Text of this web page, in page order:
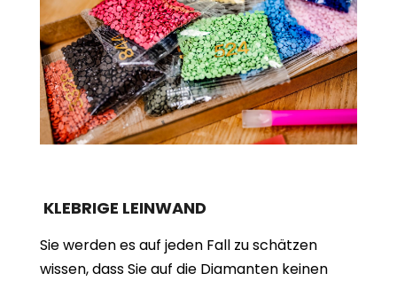
KLEBRIGE LEINWAND
Sie werden es auf jeden Fall zu schätzen
wissen, dass Sie auf die Diamanten keinen